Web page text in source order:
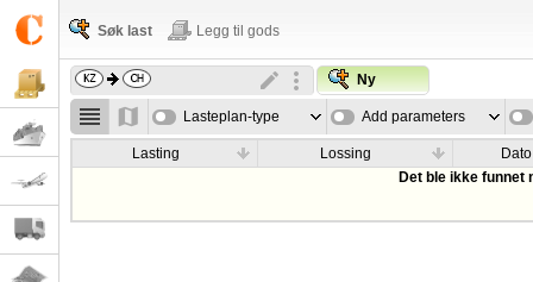
Søk last Legg til gods
Ny
Lasteplan-type Add parameters
Lasting Lossing
Dato
Det ble ikke funnet